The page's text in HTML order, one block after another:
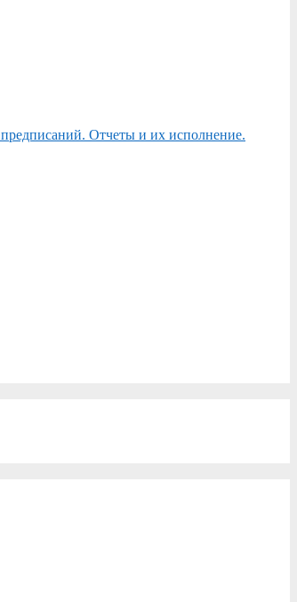
Отчеты и их исполнение.